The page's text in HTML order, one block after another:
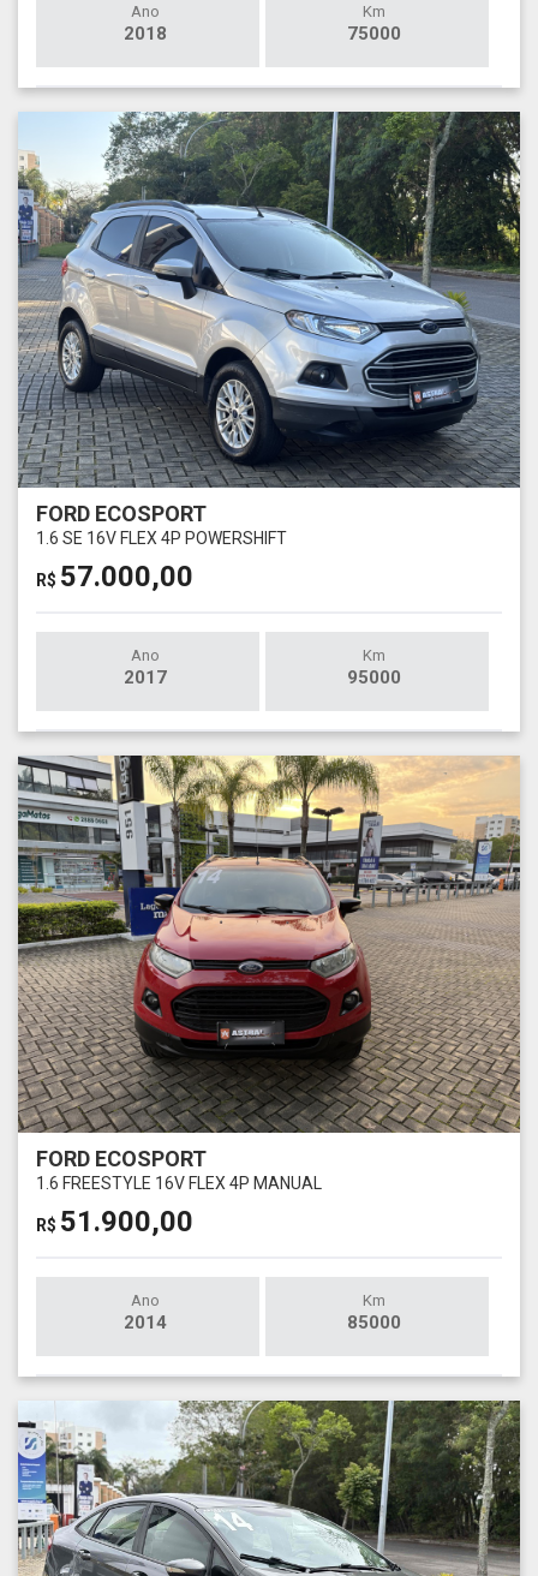
Ano
2018
Km
75000
FORD ECOSPORT
1.6 SE 16V FLEX 4P POWERSHIFT
R$ 57.000,00
Ano
2017
Km
95000
FORD ECOSPORT
1.6 FREESTYLE 16V FLEX 4P MANUAL
R$ 51.900,00
Ano
2014
Km
85000